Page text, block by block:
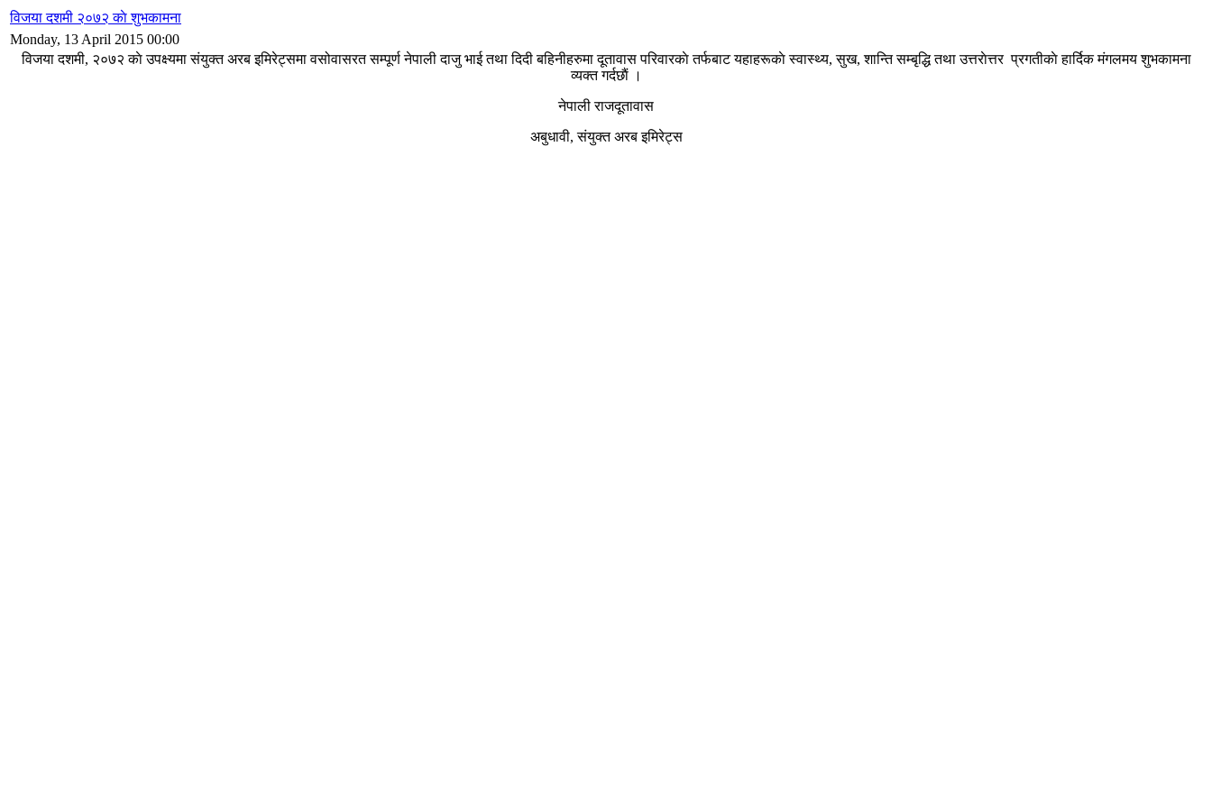
विजया दशमी २०७२ काे शुभकामना
Monday, 13 April 2015 00:00
विजया दशमी, २०७२ काे उपक्ष्यमा संयुक्त अरब इमिरेट्समा वसोवासरत सम्पूर्ण नेपाली दाजु भाई तथा दिदी बहिनीहरुमा दूतावास परिवारकाे तर्फबाट यहाहरूकाे स्वास्थ्य, सुख, शान्ति सम्बृद्धि तथा उत्तराेत्तर प्रगतीकाे हार्दिक मंगलमय शुभकामना
व्यक्त गर्दछाैं ।
नेपाली राजदूतावास
अबुधावी, संयुक्त अरब इमिरेट्स